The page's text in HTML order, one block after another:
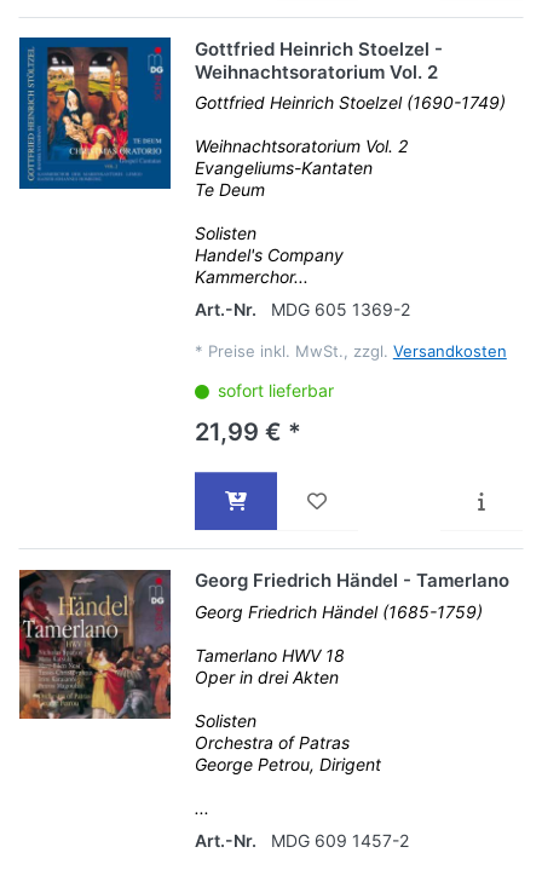
Gottfried Heinrich Stoelzel -
Weihnachtsoratorium Vol. 2
Gottfried Heinrich Stoelzel (1690-1749)
Weihnachtsoratorium Vol. 2
Evangeliums-Kantaten
Te Deum
Solisten
Handel's Company
Kammerchor...
Art.-Nr.
MDG 605 1369-2
* Preise inkl. MwSt., zzgl. Versandkosten
sofort lieferbar
21,99 € *
Georg Friedrich Händel - Tamerlano
Georg Friedrich Händel (1685-1759)
Tamerlano HWV 18
Oper in drei Akten
Solisten
Orchestra of Patras
George Petrou, Dirigent
...
Art.-Nr.
MDG 609 1457-2